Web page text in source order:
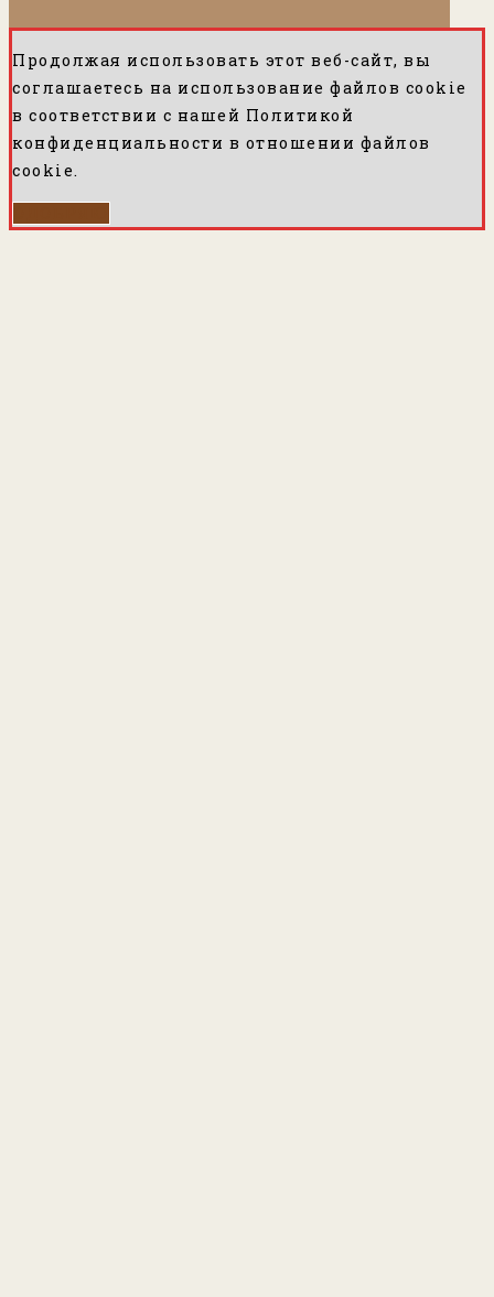
Продолжая использовать этот веб-сайт, вы
соглашаетесь на использование файлов cookie
в соответствии с нашей Политикой
конфиденциальности в ​​отношении файлов
cookie.